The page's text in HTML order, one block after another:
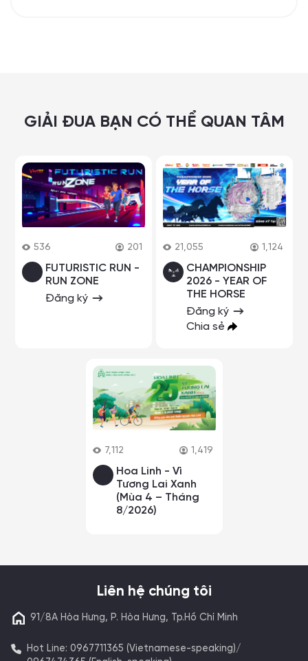
GIẢI ĐUA BẠN CÓ THỂ QUAN TÂM
536 201
FUTURISTIC RUN -
RUN ZONE
Đăng ký
21,055 1,124
CHAMPIONSHIP
2026 - YEAR OF
THE HORSE
Đăng ký
Chia sẻ
7,112 1,419
Hoa Linh - Vì
Tương Lai Xanh
(Mùa 4 – Tháng
8/2026)
Liên hệ chúng tôi
91/8A Hòa Hưng, P. Hòa Hưng, Tp.Hồ Chí Minh
Hot Line: 0967711365 (Vietnamese-speaking)/